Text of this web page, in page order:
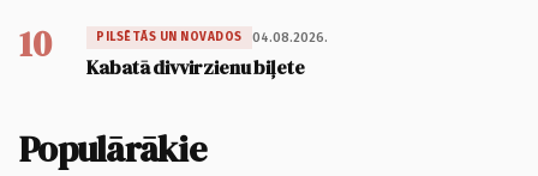
10 PILSĒTĀS UN NOVADOS 04.08.2026.
Kabatā divvirzienu biļete
Populārākie